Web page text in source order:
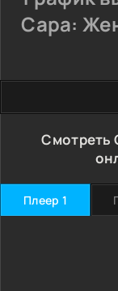
Сара:
Смотреть
Плеер 1